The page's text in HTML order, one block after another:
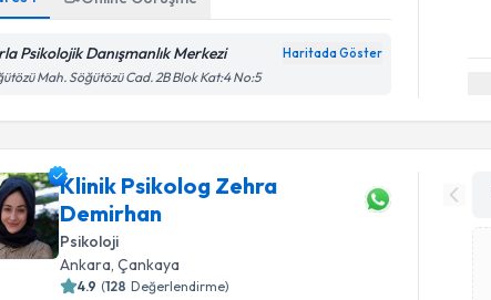
Psikolojik Danışmanlık Merkezi Haritada Göster
Mah. Söğütözü Cad. 2B Blok Kat:4 No:5
Klinik Psikolog Zehra
Demirhan
Psikoloji
Ankara, Çankaya
4.9 (128 Değerlendirme)